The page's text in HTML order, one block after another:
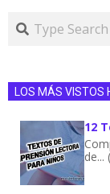
LOS MÁS VISTOS
12
de...